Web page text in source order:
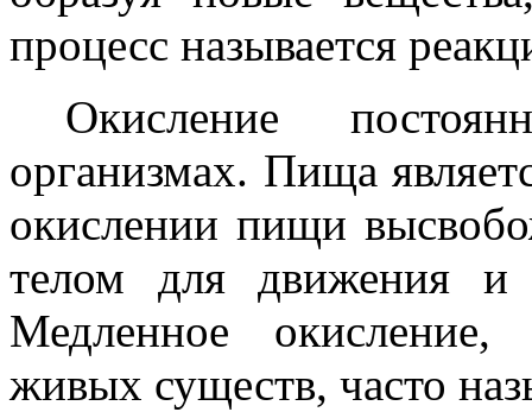
процесс называется
Окисление
организмах. Пища
окислении пищи
телом для движения и
Медленное окисление,
живых существ, часто